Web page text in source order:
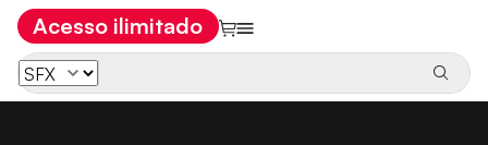
Acesso ilimitado